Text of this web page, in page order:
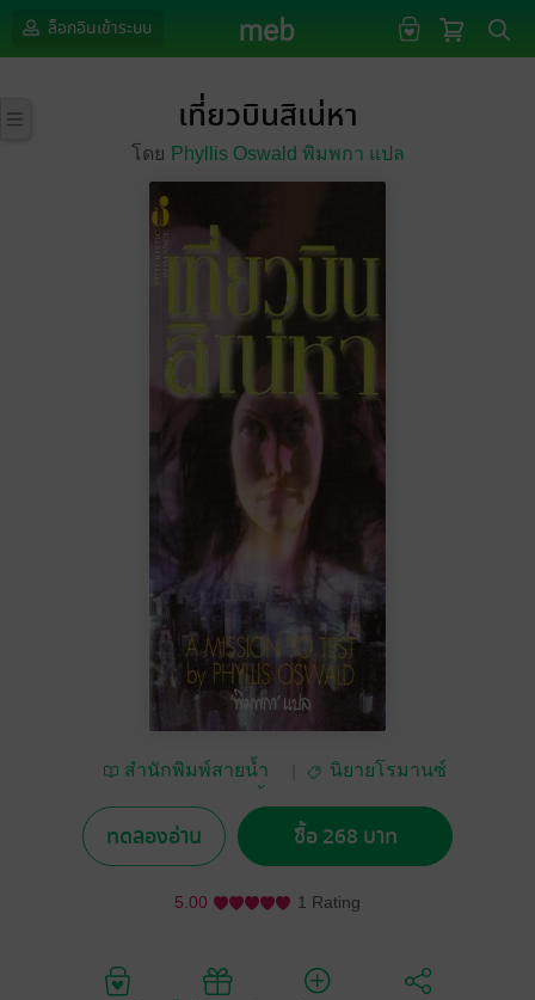
ล็อกอินเข้าระบบ
เที่ยวบินสิเน่หา
โดย Phyllis Oswald พิมพกา แปล
สำนักพิมพ์สายน้ำ
นิยายโรมานซ์
ทดลองอ่าน ซื้อ 268 บาท
5.00 1 Rating